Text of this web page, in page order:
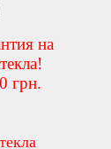
на
грн.